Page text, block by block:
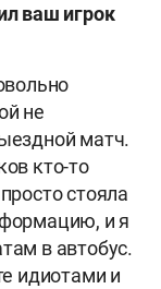
ваш игрок
не
матч.
кто-то
стояла
и я
в автобус.
идиотами и